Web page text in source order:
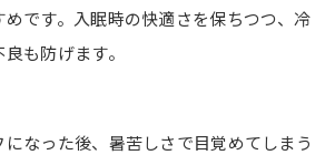
めです。入眠時の快適さを保ちつつ、冷
も防げます。
なった後、暑苦しさで目覚めてしまう